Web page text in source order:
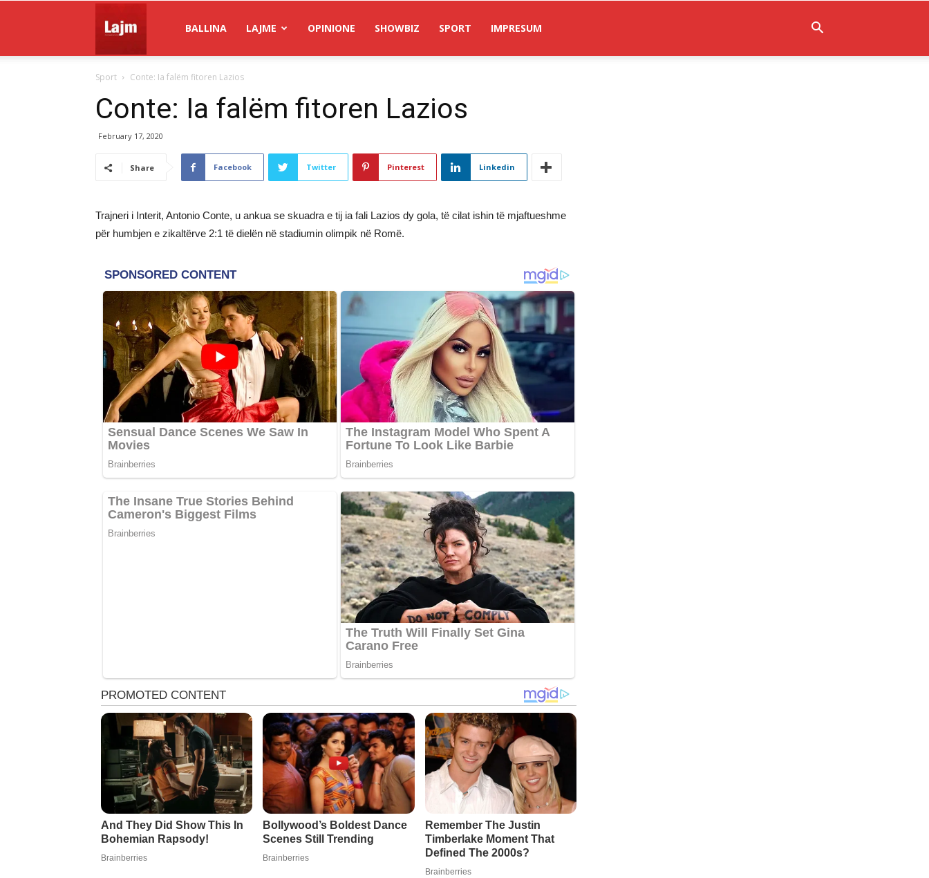
Lajm
BALLINA LAJME OPINIONE SHOWBIZ SPORT IMPRESUM
Sport Conte: Ia falëm fitoren Lazios
Conte: Ia falëm fitoren Lazios
February 17, 2020
Share Facebook Twitter Pinterest Linkedin
Trajneri i Interit, Antonio Conte, u ankua se skuadra e tij ia fali Lazios dy gola, të cilat ishin të mjaftueshme
për humbjen e zikaltërve 2:1 të dielën në stadiumin olimpik në Romë.